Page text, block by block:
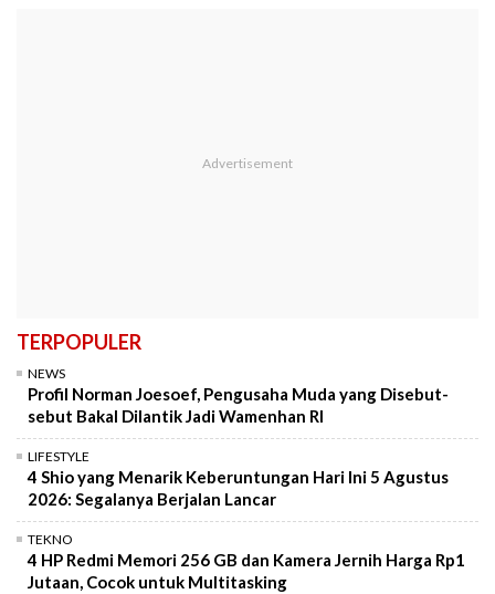
TERPOPULER
NEWS
Profil Norman Joesoef, Pengusaha Muda yang Disebut-
sebut Bakal Dilantik Jadi Wamenhan RI
LIFESTYLE
4 Shio yang Menarik Keberuntungan Hari Ini 5 Agustus
2026: Segalanya Berjalan Lancar
TEKNO
4 HP Redmi Memori 256 GB dan Kamera Jernih Harga Rp1
Jutaan, Cocok untuk Multitasking